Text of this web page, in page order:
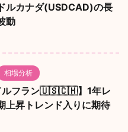
ルカナダ(USDCAD)の長
動
相場分析
ルフラン🇺🇸🇨🇭】1年レ
上昇トレンド入りに期待